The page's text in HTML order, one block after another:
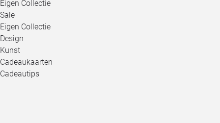
Eigen Collectie
Sale
Eigen Collectie
Design
Kunst
Cadeaukaarten
Cadeautips